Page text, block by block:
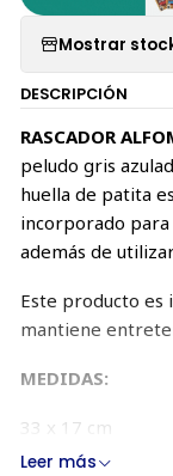
Mostrar
DESCRIPCIÓN
RASCADOR
peludo gris
huella de patita
incorporado
además de
Este producto es
mantiene
MEDIDAS:
33 x 17 cm
Leer más